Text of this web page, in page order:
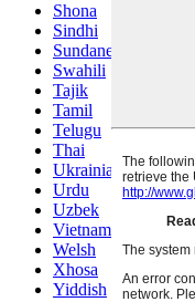
Shona
Sindhi
Sundanese
Swahili
Tajik
Tamil
Telugu
Thai
Ukrainian
Urdu
Uzbek
Vietnamese
Welsh
Xhosa
Yiddish